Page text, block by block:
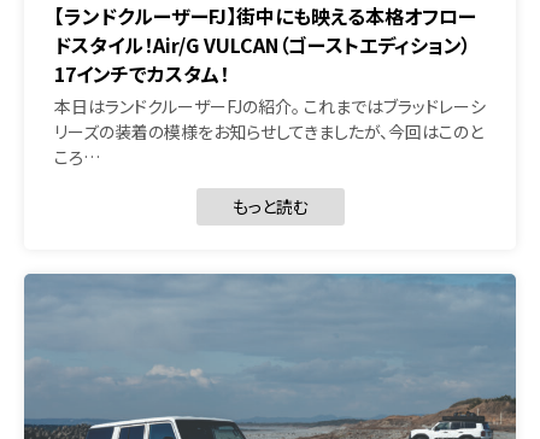
【ランドクルーザーFJ】街中にも映える本格オフロー
ドスタイル！Air/G VULCAN（ゴーストエディション）
17インチでカスタム！
本日はランドクルーザーFJの紹介。 これまではブラッドレーシ
リーズの装着の模様をお知らせしてきましたが、今回はこのと
ころ…
もっと読む